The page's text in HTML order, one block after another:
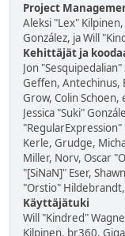
Project
Aleksi "Lex"
González, ja Will
Kehittäjät ja
Jon
Geffen, Antechinus,
Grow, Colin Schoen,
Jessica "Suki"
Kerle, Grudge,
Miller, Norv, Oscar
"[SiNaN]" Eser,
"Orstio"
Käyttäjätuki
Will "Kindred"
Kilpinen, br360,